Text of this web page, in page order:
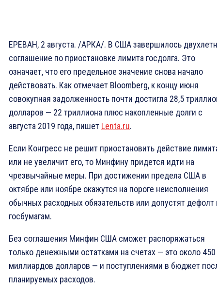
ЕРЕВАН, 2 августа. /АРКА/. В США завершилось
соглашение по приостановке лимита госдолга. Это
означает, что его предельное значение снова начало
действовать. Как отмечает Bloomberg, к концу июня
совокупная задолженность почти достигла 28,5
долларов — 22 триллиона плюс накопленные долги с
августа 2019 года, пишет Lenta.ru.
Если Конгресс не решит приостановить действие
или не увеличит его, то Минфину придется идти на
чрезвычайные меры. При достижении предела США в
октябре или ноябре окажутся на пороге неисполнения
обычных расходных обязательств или допустят дефолт
госбумагам.
Без соглашения Минфин США сможет распоряжаться
только денежными остатками на счетах — это около 450
миллиардов долларов — и поступлениями в бюджет
планируемых расходов.